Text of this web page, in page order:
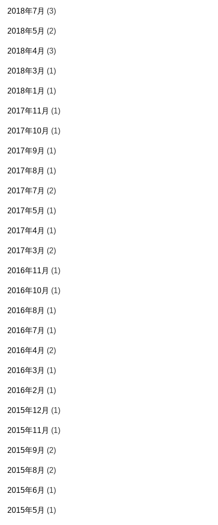
2018年7月 (3)
2018年5月 (2)
2018年4月 (3)
2018年3月 (1)
2018年1月 (1)
2017年11月 (1)
2017年10月 (1)
2017年9月 (1)
2017年8月 (1)
2017年7月 (2)
2017年5月 (1)
2017年4月 (1)
2017年3月 (2)
2016年11月 (1)
2016年10月 (1)
2016年8月 (1)
2016年7月 (1)
2016年4月 (2)
2016年3月 (1)
2016年2月 (1)
2015年12月 (1)
2015年11月 (1)
2015年9月 (2)
2015年8月 (2)
2015年6月 (1)
2015年5月 (1)